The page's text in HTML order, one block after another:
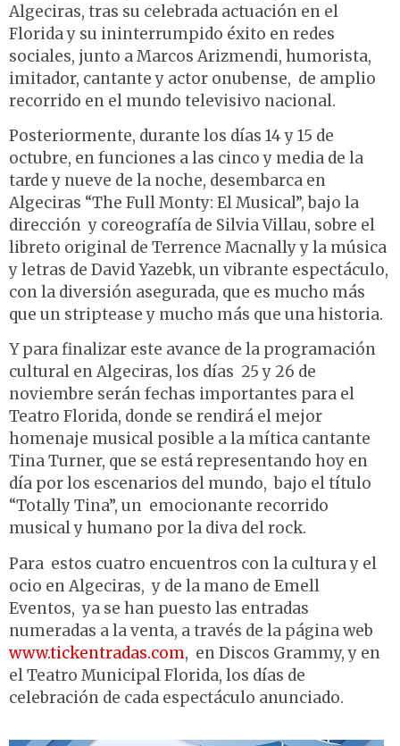
Algeciras, tras su celebrada actuación en el
Florida y su ininterrumpido éxito en redes
sociales, junto a Marcos Arizmendi, humorista,
imitador, cantante y actor onubense, de amplio
recorrido en el mundo televisivo nacional.
Posteriormente, durante los días 14 y 15 de
octubre, en funciones a las cinco y media de la
tarde y nueve de la noche, desembarca en
Algeciras “The Full Monty: El Musical”, bajo la
dirección y coreografía de Silvia Villau, sobre el
libreto original de Terrence Macnally y la música
y letras de David Yazebk, un vibrante espectáculo,
con la diversión asegurada, que es mucho más
que un striptease y mucho más que una historia.
Y para finalizar este avance de la programación
cultural en Algeciras, los días 25 y 26 de
noviembre serán fechas importantes para el
Teatro Florida, donde se rendirá el mejor
homenaje musical posible a la mítica cantante
Tina Turner, que se está representando hoy en
día por los escenarios del mundo, bajo el título
“Totally Tina”, un emocionante recorrido
musical y humano por la diva del rock.
Para estos cuatro encuentros con la cultura y el
ocio en Algeciras, y de la mano de Emell
Eventos, ya se han puesto las entradas
numeradas a la venta, a través de la página web
www.tickentradas.com, en Discos Grammy, y en
el Teatro Municipal Florida, los días de
celebración de cada espectáculo anunciado.